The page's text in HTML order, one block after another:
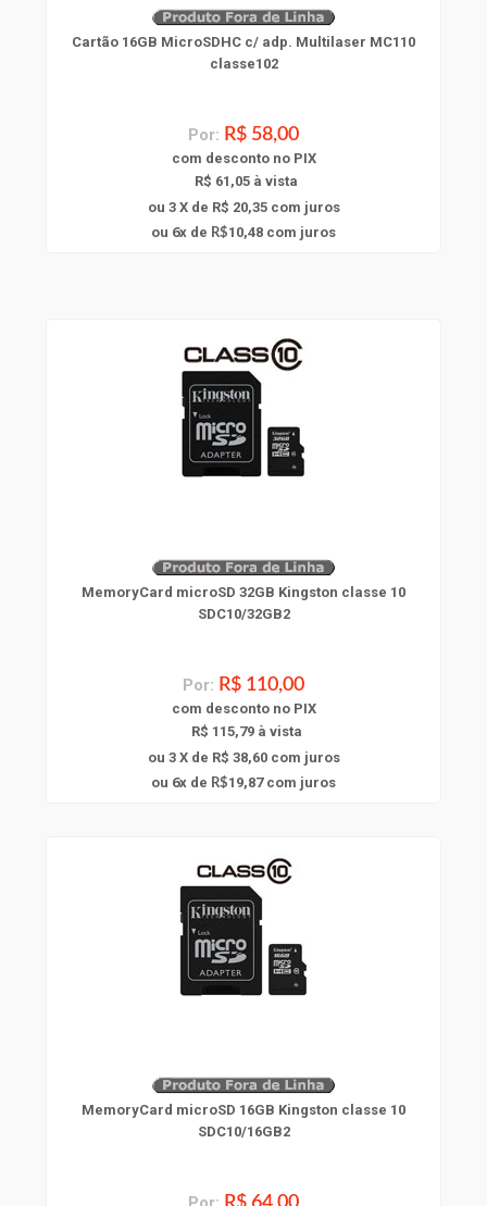
Cartão 16GB MicroSDHC c/ adp. Multilaser MC110
classe102
Por: R$ 58,00
com desconto no PIX
R$ 61,05 à vista
ou 3 X de R$ 20,35com juros
ou 6x de R$10,48 com juros
MemoryCard microSD 32GB Kingston classe 10
SDC10/32GB2
Por: R$ 110,00
com desconto no PIX
R$ 115,79 à vista
ou 3 X de R$ 38,60com juros
ou 6x de R$19,87com juros
MemoryCard microSD 16GB Kingston classe 10
SDC10/16GB2